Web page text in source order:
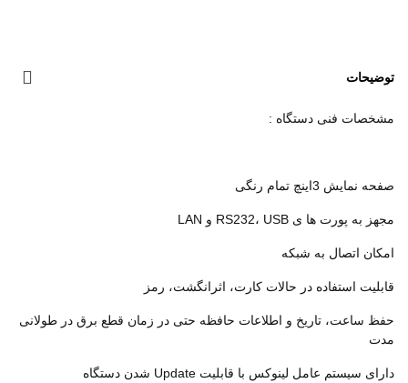
توضیحات
مشخصات فنی دستگاه :
صفحه نمایش 3اینچ تمام رنگی
مجهز به پورت ها ی RS232، USB و LAN
امکان اتصال به شبکه
قابلیت استفاده در حالات کارت، اثرانگشت، رمز
حفظ ساعت، تاریخ و اطلاعات حافظه حتی در زمان قطع برق در طولانی
مدت
دارای سیستم عامل لینوکس با قابلیت Update شدن دستگاه